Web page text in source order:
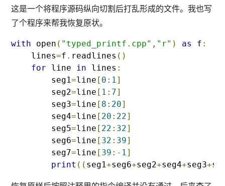
这是一个将程序源码纵向切割后打乱形成的文件。我也写
了个程序来帮我恢复原状。
with open ( "typed_printf.cpp" , "r" ) as f :
    lines
=f . readlines ()
for line in lines :
        seg1
=line [ 0 : 1]
        seg2
=line [ 1 : 7]
        seg3
=line [ 8 : 20]
        seg4
=line [ 20 : 22]
        seg5
=line [ 22 : 32]
        seg6
=line [ 32 : 39]
        seg7
=line [ 39 :- 1]
print (( seg1+seg6+seg2+seg4+seg3+